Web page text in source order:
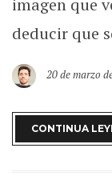
imagen que
deducir que
20 de marzo
CONTINUA